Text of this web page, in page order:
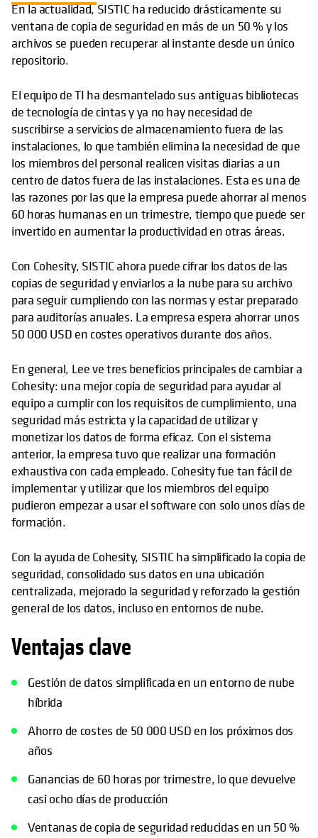
En la actualidad, SISTIC ha reducido drásticamente su
ventana de copia de seguridad en más de un 50 % y los
archivos se pueden recuperar al instante desde un único
repositorio.
El equipo de TI ha desmantelado sus antiguas bibliotecas
de tecnología de cintas y ya no hay necesidad de
suscribirse a servicios de almacenamiento fuera de las
instalaciones, lo que también elimina la necesidad de que
los miembros del personal realicen visitas diarias a un
centro de datos fuera de las instalaciones. Esta es una de
las razones por las que la empresa puede ahorrar al menos
60 horas humanas en un trimestre, tiempo que puede ser
invertido en aumentar la productividad en otras áreas.
Con Cohesity, SISTIC ahora puede cifrar los datos de las
copias de seguridad y enviarlos a la nube para su archivo
para seguir cumpliendo con las normas y estar preparado
para auditorías anuales. La empresa espera ahorrar unos
50 000 USD en costes operativos durante dos años.
En general, Lee ve tres beneficios principales de cambiar a
Cohesity: una mejor copia de seguridad para ayudar al
equipo a cumplir con los requisitos de cumplimiento, una
seguridad más estricta y la capacidad de utilizar y
monetizar los datos de forma eficaz. Con el sistema
anterior, la empresa tuvo que realizar una formación
exhaustiva con cada empleado. Cohesity fue tan fácil de
implementar y utilizar que los miembros del equipo
pudieron empezar a usar el software con solo unos días de
formación.
Con la ayuda de Cohesity, SISTIC ha simplificado la copia de
seguridad, consolidado sus datos en una ubicación
centralizada, mejorado la seguridad y reforzado la gestión
general de los datos, incluso en entornos de nube.
Ventajas clave
Gestión de datos simplificada en un entorno de nube
híbrida
Ahorro de costes de 50 000 USD en los próximos dos
años
Ganancias de 60 horas por trimestre, lo que devuelve
casi ocho días de producción
Ventanas de copia de seguridad reducidas en un 50 %